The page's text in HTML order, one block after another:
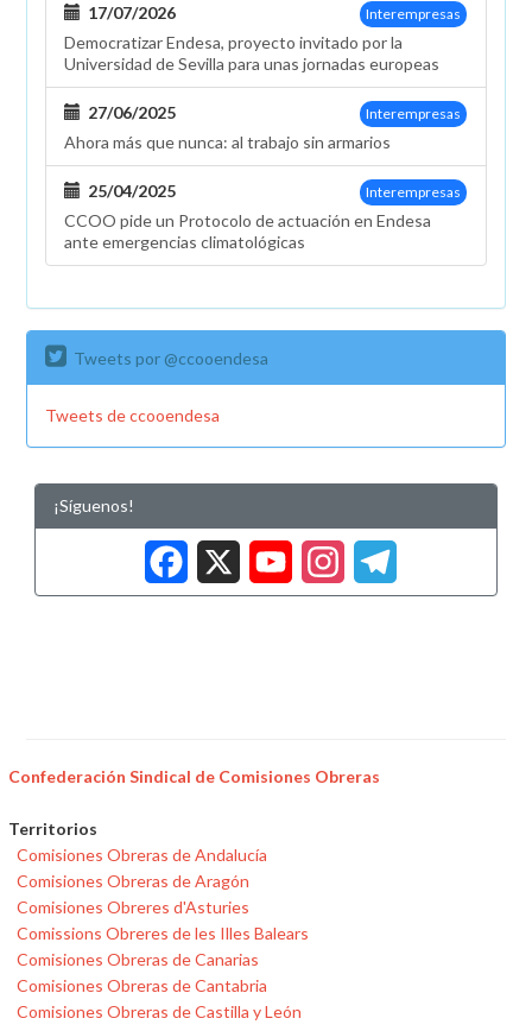
Interempresas
17/07/2026
Democratizar Endesa, proyecto invitado por la
Universidad de Sevilla para unas jornadas europeas
Interempresas
27/06/2025
Ahora más que nunca: al trabajo sin armarios
Interempresas
25/04/2025
CCOO pide un Protocolo de actuación en Endesa
ante emergencias climatológicas
Tweets por @ccooendesa
Tweets de ccooendesa
¡Síguenos!
Facebook
X
Confederación Sindical de Comisiones Obreras
Territorios
Comisiones Obreras de Andalucía
Comisiones Obreras de Aragón
Comisiones Obreres d'Asturies
Comissions Obreres de les Illes Balears
Comisiones Obreras de Canarias
Comisiones Obreras de Cantabria
Comisiones Obreras de Castilla y León